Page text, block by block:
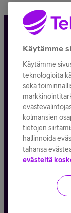
Tietosuoja ja
Tilauksen
Käyttöehdot
Evästeiden
Kaikki hinnat
© Telia
Käytämme
Käytämme
teknologioita
sekä
kolmansien
tietojen
hallinnoida
tahansa
evästeitä